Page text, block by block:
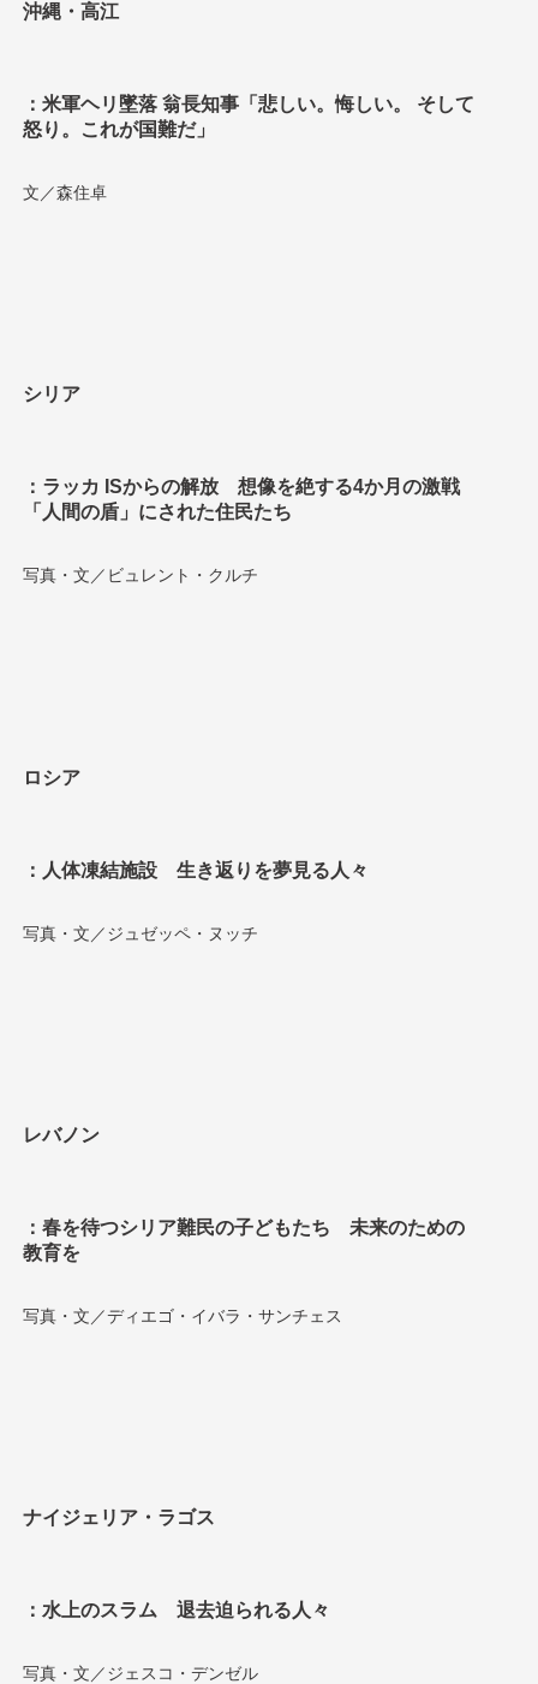
沖縄・高江
：米軍ヘリ墜落 翁長知事「悲しい。悔しい。 そして
怒り。これが国難だ」
文／森住卓
シリア
：ラッカ ISからの解放 想像を絶する4か月の激戦
「人間の盾」にされた住民たち
写真・文／ビュレント・クルチ
ロシア
：人体凍結施設 生き返りを夢見る人々
写真・文／ジュゼッペ・ヌッチ
レバノン
：春を待つシリア難民の子どもたち未来のための
教育を
写真・文／ディエゴ・イバラ・サンチェス
ナイジェリア・ラゴス
：水上のスラム 退去迫られる人々
写真・文／ジェスコ・デンゼル